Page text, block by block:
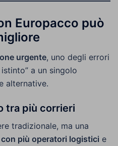
Europacco può
urgente, uno degli errori
a un singolo
alternative.
tra più corrieri
tradizionale, ma una
più operatori logistici e